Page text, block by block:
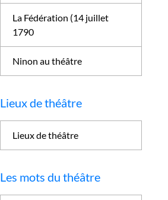
La Fédération (14 juillet
1790
Ninon au théâtre
Lieux de théâtre
Lieux de théâtre
Les mots du théâtre